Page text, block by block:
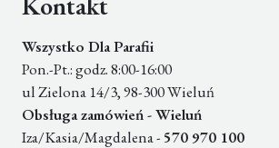
Wszystko Dla Parafii
Pon.-Pt.: godz. 8:00-16:00
ul Zielona 14/3, 98-300 Wieluń
Obsługa zamówień - Wieluń
Iza/Kasia/Magdalena - 570 970 100